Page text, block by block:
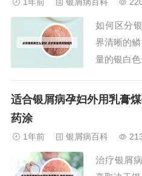
成分的护
屑，可以
如何区分
界清晰的
量的银白
和银屑病
癣菌、犬
皮肤病，
适合银屑病孕妇外用乳膏
药涂
1年前 银屑病百科
治疗银屑